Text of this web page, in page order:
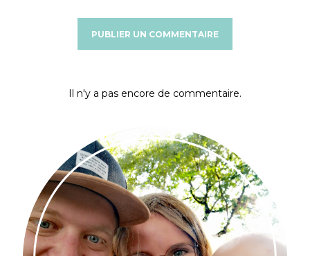
Il n'y a pas encore de commentaire.